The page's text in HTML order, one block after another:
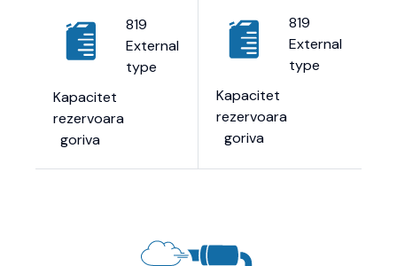
Kapacitet
rezervoara
goriva
819
External
type
Kapacitet
rezervoara
goriva
819
External
type